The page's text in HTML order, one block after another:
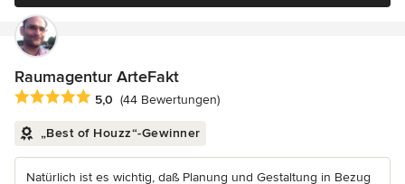
Raumagentur ArteFakt
Durchschnittliche Bewertung: 5 von 5 Sternen
5,0 (44 Bewertungen)
„Best of Houzz“-Gewinner
Natürlich ist es wichtig, daß Planung und Gestaltung in Bezug